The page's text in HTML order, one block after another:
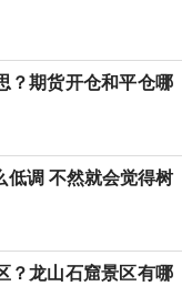
？期货开仓和平仓哪
低调 不然就会觉得树
？龙山石窟景区有哪